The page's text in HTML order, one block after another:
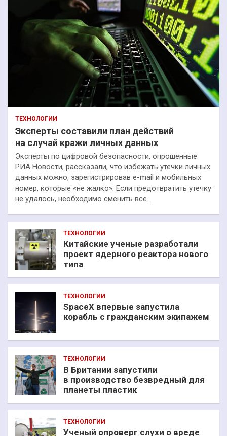
ТЕХНОЛОГИИ
Эксперты составили план действий
на случай кражи личных данных
Эксперты по цифровой безопасности, опрошенные
РИА Новости, рассказали, что избежать утечки личных
данных можно, зарегистрировав e-mail и мобильных
номер, которые «не жалко». Если предотвратить утечку
не удалось, необходимо сменить все…
ТЕХНОЛОГИИ
Китайские ученые разработали
проект ядерного реактора нового
типа
ТЕХНОЛОГИИ
SpaceX впервые запустила
корабль с гражданским экипажем
ТЕХНОЛОГИИ
В Британии запустили
в производство безвредный для
планеты пластик
ТЕХНОЛОГИИ
Ученый опроверг слухи о вреде